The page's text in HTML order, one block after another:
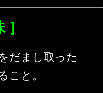
］
だまし取った
こと。